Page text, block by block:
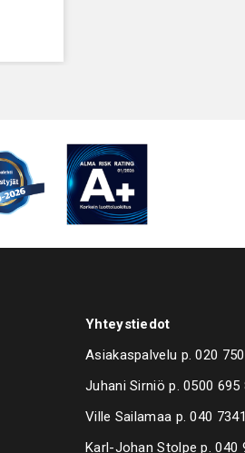
Yhteystiedot
Asiakaspalvelu p.020
Juhani Sirniö p.0500 695
Ville Sailamaa p.040
Karl-Johan Stolpe p.040